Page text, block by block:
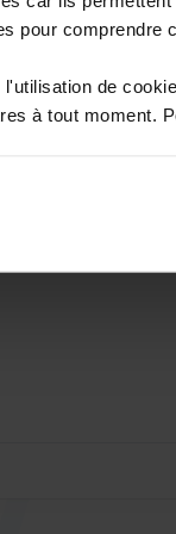
pour
de
à tout moment.
à 400
signifie que
Airport,